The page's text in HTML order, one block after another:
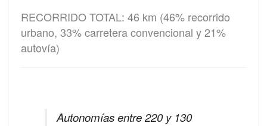
RECORRIDO TOTAL: 46 km (46% recorrido
urbano, 33% carretera convencional y 21%
autovía)
Autonomías entre 220 y 130